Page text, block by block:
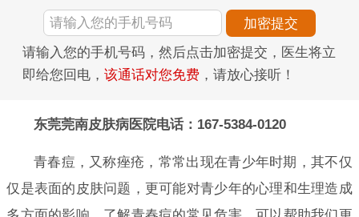
请输入您的手机号码，然后点击加密提交，医生将立
即给您回电， 该通话对您免费 ，请放心接听！
东莞莞南皮肤病医院电话：167-5384-0120
青春痘，又称痤疮，常常出现在青少年时期，其不仅
仅是表面的皮肤问题，更可能对青少年的心理和生理造成